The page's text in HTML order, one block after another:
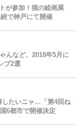
が参加！猫の絵画展
で神戸にて開催
んなど、2018年5月に
プ2選
したいニャ…「第4回ね
6都市で開催決定